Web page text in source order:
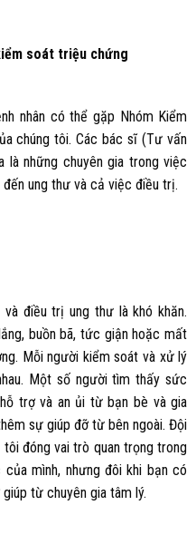
soát triệu chứng
nhân có thể gặp Nhóm Kiểm
chúng tôi. Các bác sĩ (Tư vấn
là những chuyên gia trong việc
ung thư và cả việc điều trị.
điều trị ung thư là khó khăn.
buồn bã, tức giận hoặc mất
Mỗi người kiểm soát và xử lý
Một số người tìm thấy sức
trợ và an ủi từ bạn bè và gia
sự giúp đỡ từ bên ngoài. Đội
tôi đóng vai trò quan trọng trong
mình, nhưng đôi khi bạn có
từ chuyên gia tâm lý.